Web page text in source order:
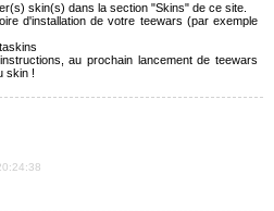
skin(s) dans la section "Skins" de ce site.
d'installation de votre teewars (par exemple
au prochain lancement de teewars
skin !